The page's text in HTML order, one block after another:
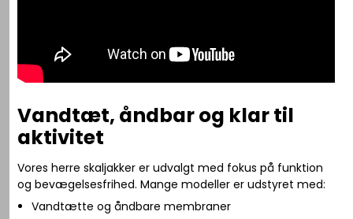
Vandtæt, åndbar og klar til
aktivitet
Vores herre skaljakker er udvalgt med fokus på funktion
og bevægelsesfrihed. Mange modeller er udstyret med:
Vandtætte og åndbare membraner